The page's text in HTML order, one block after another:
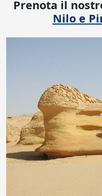
Prenota il
Nilo e